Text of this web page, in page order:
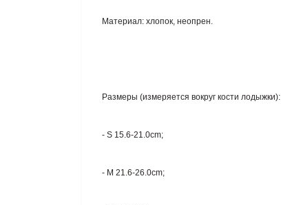
Материал: хлопок, неопрен.
Размеры (измеряется вокруг кости лодыжки):
- S 15.6-21.0cm;
- M 21.6-26.0cm;